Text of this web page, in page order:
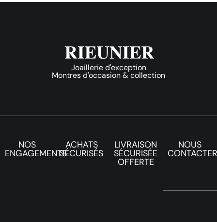
Joaillerie d'exception
Montres d'occasion & collection
NOS
ENGAGEMENTS
ACHATS
SÉCURISÉS
LIVRAISON
SÉCURISÉE
OFFERTE
NOUS
CONTACTER